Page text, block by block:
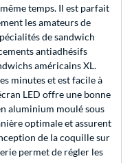
temps. Il est parfait
les amateurs de
de sandwich
antiadhésifs
américains XL.
minutes et est facile à
LED offre une bonne
aluminium moulé sous
optimale et assurent
de la coquille sur
permet de régler les